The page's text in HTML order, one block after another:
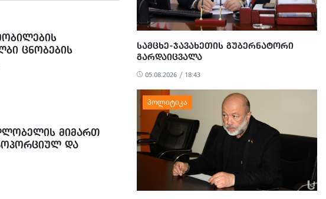
ᲪᲜᲝᲑᲔᲑᲘᲡ
ᲓᲐᲐᲙᲐᲕᲔᲡ
ᲛᲘᲛᲐᲠᲗ
ᲓᲐ
-
ᲡᲐᲛᲪᲮᲔ-ᲯᲐᲕᲐᲮᲔᲗᲘᲡ ᲒᲣᲑᲔᲠᲜᲐᲢᲝᲠᲘ
ᲒᲐᲠᲓᲐᲘᲪᲕᲐᲚᲐ
05.08.2026 / 18:43